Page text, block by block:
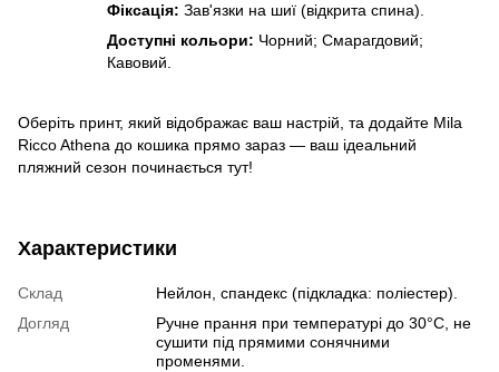
Фіксація: Зав'язки на шиї (відкрита спина).
Доступні кольори: Чорний; Смарагдовий;
Кавовий.
Оберіть принт, який відображає ваш настрій, та додайте Mila
Ricco Athena до кошика прямо зараз — ваш ідеальний
пляжний сезон починається тут!
Характеристики
Склад
Нейлон, спандекс (підкладка: поліестер).
Догляд
Ручне прання при температурі до 30°C, не
сушити під прямими сонячними
променями.